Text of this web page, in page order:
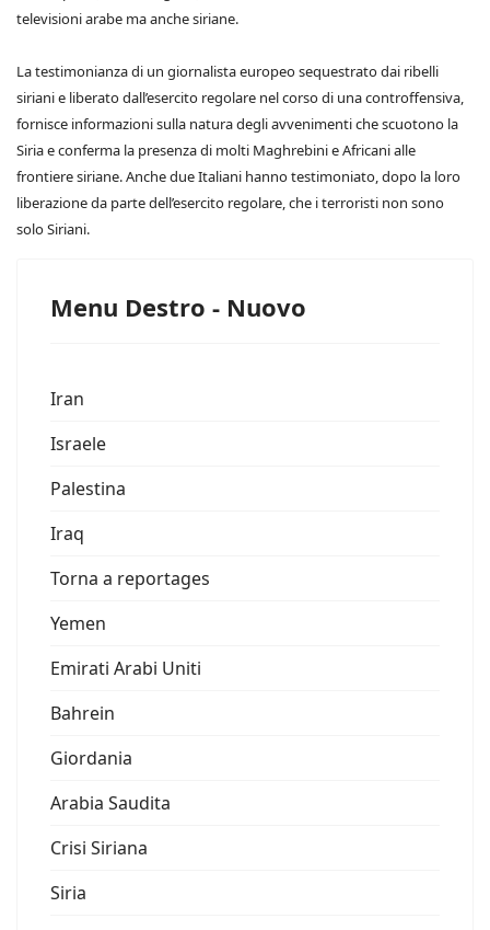
televisioni arabe ma anche siriane.
La testimonianza di un giornalista europeo sequestrato dai ribelli
siriani e liberato dall’esercito regolare nel corso di una controffensiva,
fornisce informazioni sulla natura degli avvenimenti che scuotono la
Siria e conferma la presenza di molti Maghrebini e Africani alle
frontiere siriane. Anche due Italiani hanno testimoniato, dopo la loro
liberazione da parte dell’esercito regolare, che i terroristi non sono
solo Siriani.
Menu Destro - Nuovo
Iran
Israele
Palestina
Iraq
Torna a reportages
Yemen
Emirati Arabi Uniti
Bahrein
Giordania
Arabia Saudita
Crisi Siriana
Siria